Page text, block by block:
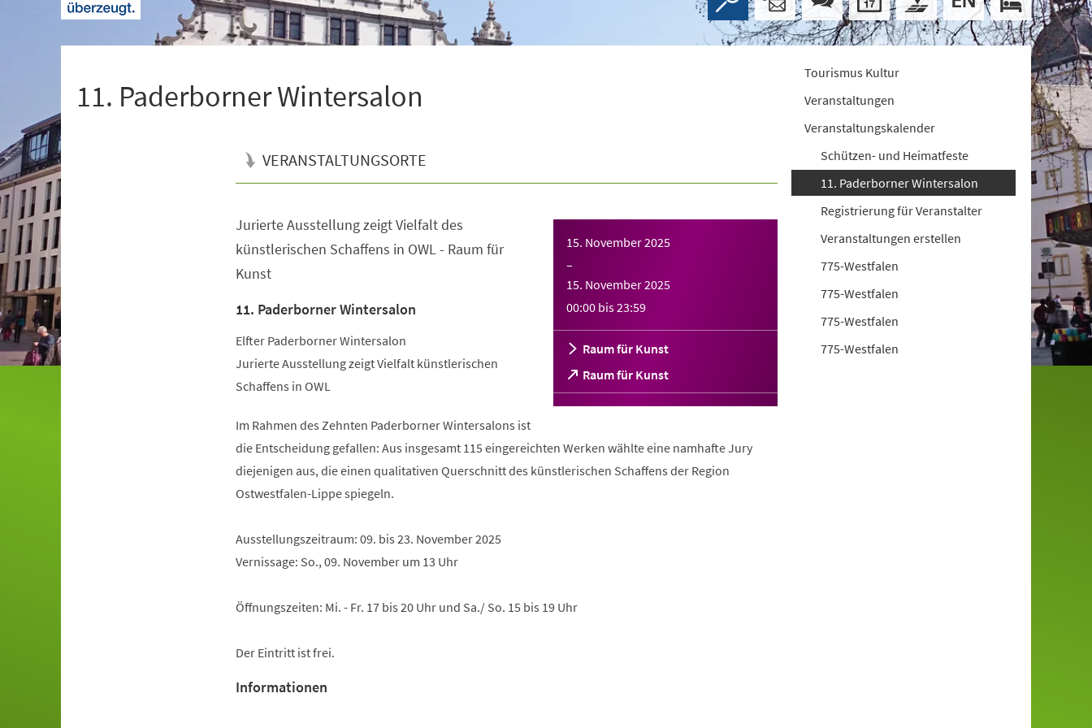
11. Paderborner Wintersalon
VERANSTALTUNGSORTE
15. November 2025
–
15. November 2025
00:00 bis23:59
Raum für Kunst
Raum für Kunst
(Öffnet
in
einem
Tab)
Jurierte Ausstellung zeigt Vielfalt des
künstlerischen Schaffens in OWL - Raum für
Kunst
11. Paderborner Wintersalon
Elfter Paderborner Wintersalon
Jurierte Ausstellung zeigt Vielfalt künstlerischen
Schaffens in OWL
Im Rahmen des Zehnten Paderborner Wintersalons ist
die Entscheidung gefallen: Aus insgesamt 115 eingereichten Werken wählte eine namhafte Jury
diejenigen aus, die einen qualitativen Querschnitt des künstlerischen Schaffens der Region
Ostwestfalen-Lippe spiegeln.
Ausstellungszeitraum: 09. bis 23. November 2025
Vernissage: So., 09. November um 13 Uhr
Öffnungszeiten: Mi. - Fr. 17 bis 20 Uhr und Sa./ So. 15 bis 19 Uhr
Der Eintritt ist frei.
Informationen
Tourismus Kultur
Veranstaltungen
Veranstaltungskalender
Schützen- und Heimatfeste
11. Paderborner Wintersalon
Registrierung für Veranstalter
Veranstaltungen erstellen
775-Westfalen
775-Westfalen
775-Westfalen
775-Westfalen